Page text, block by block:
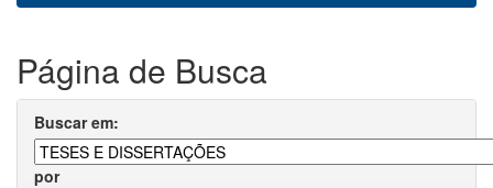
Página de Busca
Buscar em:
por